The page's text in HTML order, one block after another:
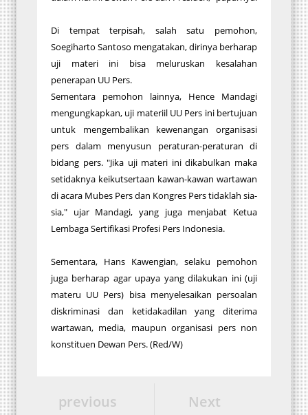
Di tempat terpisah, salah satu pemohon,
Soegiharto Santoso mengatakan, dirinya berharap
uji materi ini bisa meluruskan kesalahan
penerapan UU Pers.
Sementara pemohon lainnya, Hence Mandagi
mengungkapkan, uji materiil UU Pers ini bertujuan
untuk mengembalikan kewenangan organisasi
pers dalam menyusun peraturan-peraturan di
bidang pers. "Jika uji materi ini dikabulkan maka
setidaknya keikutsertaan kawan-kawan wartawan
di acara Mubes Pers dan Kongres Pers tidaklah sia-
sia," ujar Mandagi, yang juga menjabat Ketua
Lembaga Sertifikasi Profesi Pers Indonesia.
Sementara, Hans Kawengian, selaku pemohon
juga berharap agar upaya yang dilakukan ini (uji
materu UU Pers) bisa menyelesaikan persoalan
diskriminasi dan ketidakadilan yang diterima
wartawan, media, maupun organisasi pers non
konstituen Dewan Pers. (Red/W)
Next
previous